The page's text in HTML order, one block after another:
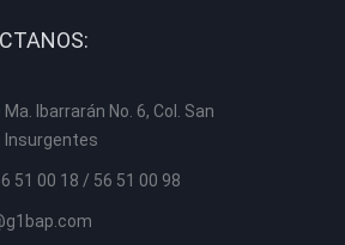
Ibarrarán No. 6, Col. San
Insurgentes
51 00 18 / 56 51 00 98